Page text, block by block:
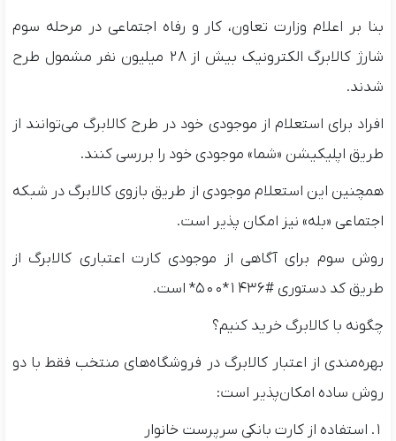
بنا بر اعلام وزارت تعاون، کار و رفاه اجتماعی در مرحله سوم
شارژ کالابرگ الکترونیک بیش از ۲۸ میلیون نفر مشمول طرح
شدند.
افراد برای استعلام از موجودی خود در طرح کالابرگ می‌توانند از
طریق اپلیکیشن «شما» موجودی خود را بررسی کنند.
همچنین این استعلام موجودی از طریق بازوی کالابرگ در شبکه
اجتماعی «بله» نیز امکان پذیر است.
روش سوم برای آگاهی از موجودی کارت اعتباری کالابرگ از
طریق کد دستوری #۱۴۳۶*۵۰۰* است.
چگونه با کالابرگ خرید کنیم؟
بهره‌مندی از اعتبار کالابرگ در فروشگاه‌های منتخب فقط با دو
روش ساده امکان‌پذیر است:
۱. استفاده از کارت بانکی سرپرست خانوار